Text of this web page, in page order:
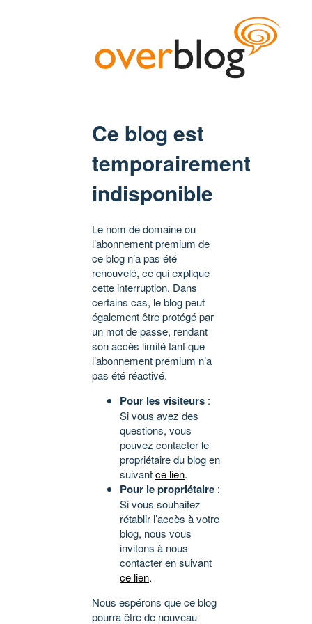
Ce blog est
temporairement
indisponible
Le nom de domaine ou
l’abonnement premium de
ce blog n’a pas été
renouvelé, ce qui explique
cette interruption. Dans
certains cas, le blog peut
également être protégé par
un mot de passe, rendant
son accès limité tant que
l’abonnement premium n’a
pas été réactivé.
Pour les visiteurs :
Si vous avez des
questions, vous
pouvez contacter le
propriétaire du blog en
suivantce lien.
Pour le propriétaire :
Si vous souhaitez
rétablir l’accès à votre
blog, nous vous
invitons à nous
contacter en suivant
ce lien.
Nous espérons que ce blog
pourra être de nouveau